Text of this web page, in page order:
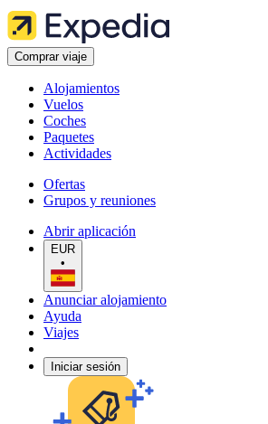
Comprar viaje
Alojamientos
Vuelos
Coches
Paquetes
Actividades
Ofertas
Grupos y reuniones
Abrir aplicación
EUR
•
Anunciar alojamiento
Ayuda
Viajes
Iniciar sesión